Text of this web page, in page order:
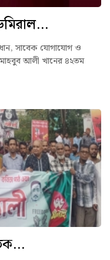
সাবেক যোগাযোগ ও
মাহবুব আলী খানের ৪২তম